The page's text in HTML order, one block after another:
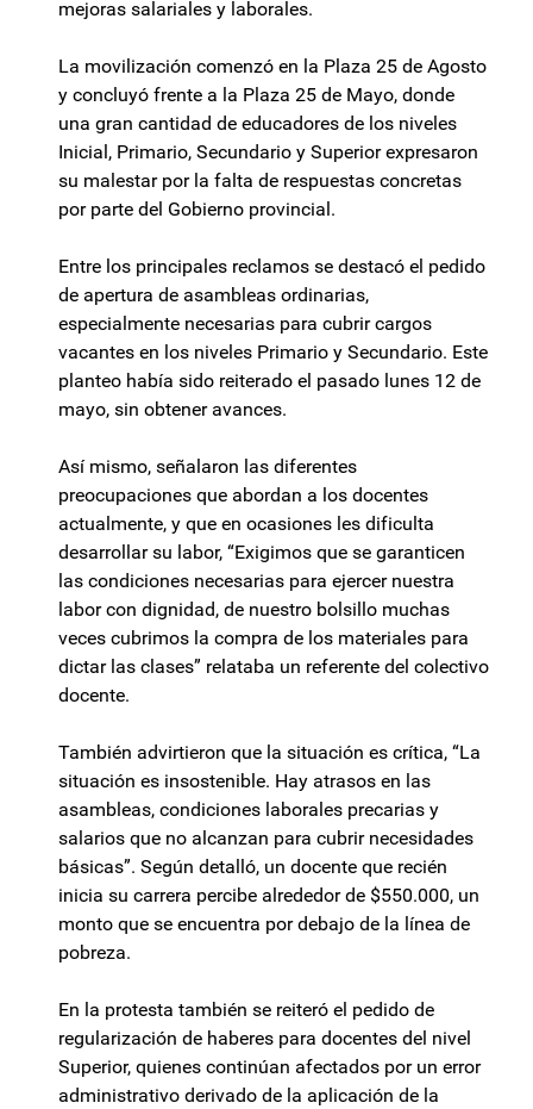
mejoras salariales y laborales.
La movilización comenzó en la Plaza 25 de Agosto
y concluyó frente a la Plaza 25 de Mayo, donde
una gran cantidad de educadores de los niveles
Inicial, Primario, Secundario y Superior expresaron
su malestar por la falta de respuestas concretas
por parte del Gobierno provincial.
Entre los principales reclamos se destacó el pedido
de apertura de asambleas ordinarias,
especialmente necesarias para cubrir cargos
vacantes en los niveles Primario y Secundario. Este
planteo había sido reiterado el pasado lunes 12 de
mayo, sin obtener avances.
Así mismo, señalaron las diferentes
preocupaciones que abordan a los docentes
actualmente, y que en ocasiones les dificulta
desarrollar su labor, “Exigimos que se garanticen
las condiciones necesarias para ejercer nuestra
labor con dignidad, de nuestro bolsillo muchas
veces cubrimos la compra de los materiales para
dictar las clases” relataba un referente del colectivo
docente.
También advirtieron que la situación es crítica, “La
situación es insostenible. Hay atrasos en las
asambleas, condiciones laborales precarias y
salarios que no alcanzan para cubrir necesidades
básicas”. Según detalló, un docente que recién
inicia su carrera percibe alrededor de $550.000, un
monto que se encuentra por debajo de la línea de
pobreza.
En la protesta también se reiteró el pedido de
regularización de haberes para docentes del nivel
Superior, quienes continúan afectados por un error
administrativo derivado de la aplicación de la